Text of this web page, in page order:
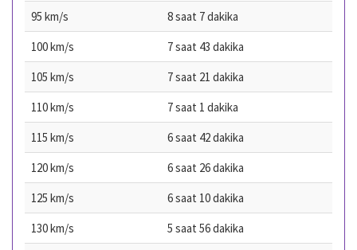
95 km/s
8 saat 7 dakika
100 km/s
7 saat 43 dakika
105 km/s
7 saat 21 dakika
110 km/s
7 saat 1 dakika
115 km/s
6 saat 42 dakika
120 km/s
6 saat 26 dakika
125 km/s
6 saat 10 dakika
130 km/s
5 saat 56 dakika